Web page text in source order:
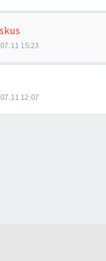
15:23
12:07